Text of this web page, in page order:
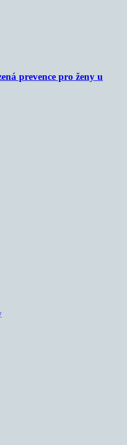
prevence pro ženy u